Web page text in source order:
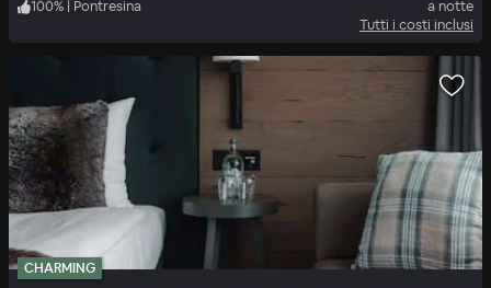
100% | Pontresina
a notte
Tutti i costi inclusi
CHARMING